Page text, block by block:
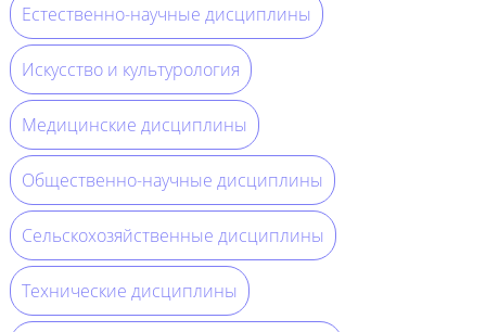
Естественно-научные дисциплины
Искусство и культурология
Медицинские дисциплины
Общественно-научные дисциплины
Сельскохозяйственные дисциплины
Технические дисциплины